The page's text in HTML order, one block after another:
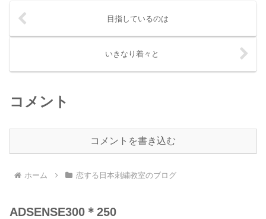
目指しているのは
いきなり着々と
コメント
コメントを書き込む
ホーム 恋する日本刺繍教室のブログ
ADSENSE300＊250